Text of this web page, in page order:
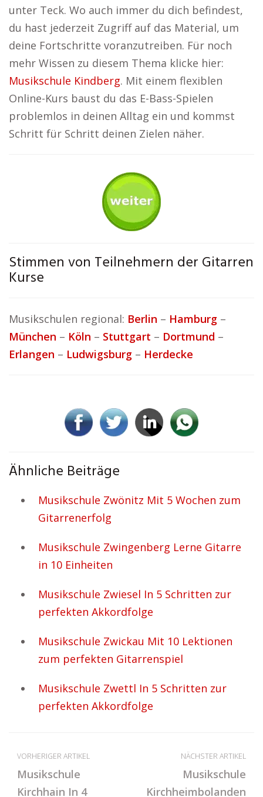
unter Teck. Wo auch immer du dich befindest,
du hast jederzeit Zugriff auf das Material, um
deine Fortschritte voranzutreiben. Für noch
mehr Wissen zu diesem Thema klicke hier:
Musikschule Kindberg. Mit einem flexiblen
Online-Kurs baust du das E-Bass-Spielen
problemlos in deinen Alltag ein und kommst
Schritt für Schritt deinen Zielen näher.
Stimmen von Teilnehmern der Gitarren
Kurse
Musikschulen regional: Berlin – Hamburg –
München – Köln – Stuttgart – Dortmund –
Erlangen – Ludwigsburg – Herdecke
Ähnliche Beiträge
Musikschule Zwönitz Mit 5 Wochen zum
Gitarrenerfolg
Musikschule Zwingenberg Lerne Gitarre
in 10 Einheiten
Musikschule Zwiesel In 5 Schritten zur
perfekten Akkordfolge
Musikschule Zwickau Mit 10 Lektionen
zum perfekten Gitarrenspiel
Musikschule Zwettl In 5 Schritten zur
perfekten Akkordfolge
VORHERIGER ARTIKEL
Musikschule
Kirchhain In 4
NÄCHSTER ARTIKEL
Musikschule
Kirchheimbolanden